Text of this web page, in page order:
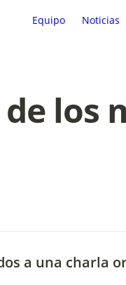
Equipo Noticias
de los
a una charla